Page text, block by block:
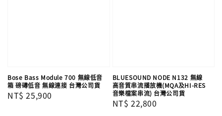
Bose Bass Module 700 無線低音
箱 磅礡低音 無線連接 台灣公司貨
Regular
NT$ 25,900
BLUESOUND NODE N132 無線
高音質串流播放機(MQA及HI-RES
音樂檔案串流) 台灣公司貨
Regular
NT$ 22,800